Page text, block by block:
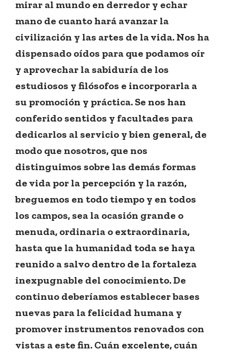
mirar al mundo en derredor y echar
mano de cuanto hará avanzar la
civilización y las artes de la vida. Nos ha
dispensado oídos para que podamos oír
y aprovechar la sabiduría de los
estudiosos y filósofos e incorporarla a
su promoción y práctica. Se nos han
conferido sentidos y facultades para
dedicarlos al servicio y bien general, de
modo que nosotros, que nos
distinguimos sobre las demás formas
de vida por la percepción y la razón,
breguemos en todo tiempo y en todos
los campos, sea la ocasión grande o
menuda, ordinaria o extraordinaria,
hasta que la humanidad toda se haya
reunido a salvo dentro de la fortaleza
inexpugnable del conocimiento. De
continuo deberíamos establecer bases
nuevas para la felicidad humana y
promover instrumentos renovados con
vistas a este fin. Cuán excelente, cuán